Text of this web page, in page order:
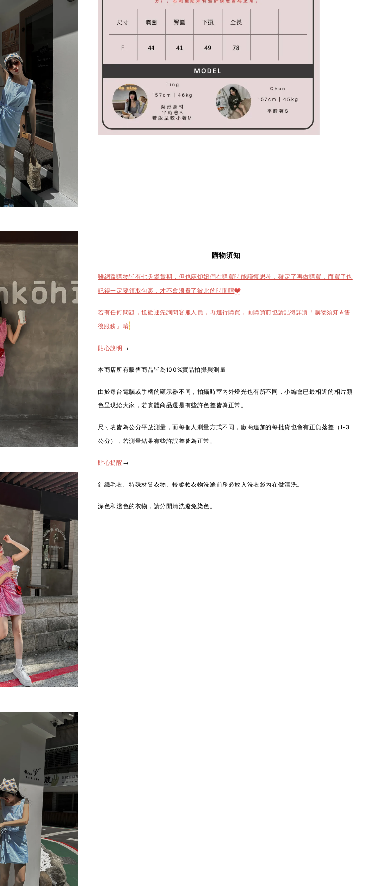
購物須知
雖網路購物皆有七天鑑賞期，但也麻煩妞們在購買時能謹慎思考，確定了再做購買，而買了也
記得一定要領取包裹，才不會浪費了彼此的時間唷❤️
若有任何問題，也歡迎先詢問客服人員，再進行購買，而購買前也請記得詳讀『 購物須知＆售
後服務 』唷
貼心說明 →
本商店所有販售商品皆為100%實品拍攝與測量
由於每台電腦或手機的顯示器不同，拍攝時室內外燈光也有所不同，小編會已最相近的相片顏
色呈現給大家，若實體商品還是有些許色差皆為正常。
尺寸表皆為公分平放測量，而每個人測量方式不同，廠商追加的每批貨也會有正負落差（1-3
公分），若測量結果有些許誤差皆為正常。
貼心提醒→
針織毛衣、特殊材質衣物、較柔軟衣物洗滌前務必放入洗衣袋內在做清洗。
深色和淺色的衣物，請分開清洗避免染色。